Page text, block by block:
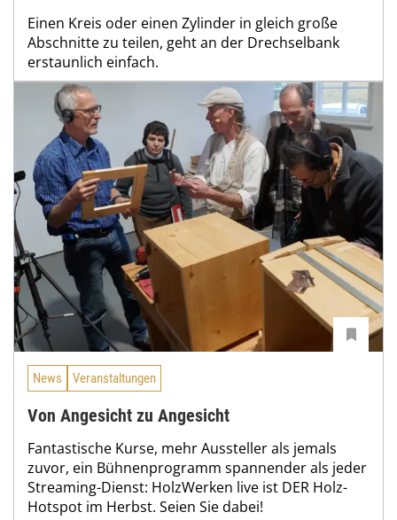
Einen Kreis oder einen Zylinder in gleich große
Abschnitte zu teilen, geht an der Drechselbank
erstaunlich einfach.
News Veranstaltungen
Von Angesicht zu Angesicht
Fantastische Kurse, mehr Aussteller als jemals
zuvor, ein Bühnenprogramm spannender als jeder
Streaming-Dienst: HolzWerken live ist DER Holz-
Hotspot im Herbst. Seien Sie dabei!